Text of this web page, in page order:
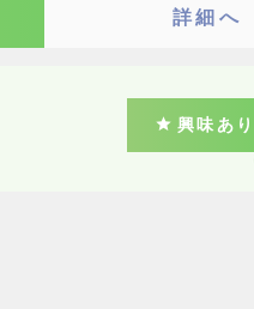
詳細へ
興味あり